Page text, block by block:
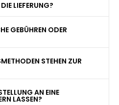
LIEFERUNG?
GEBÜHREN ODER
STEHEN ZUR
AN EINE
LASSEN?